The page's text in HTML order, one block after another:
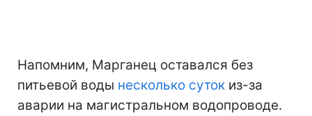
Напомним, Марганец оставался без
питьевой воды несколько суток из-за
аварии на магистральном водопроводе.